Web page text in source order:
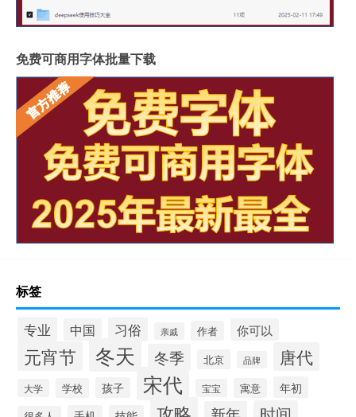
免费可商用字体批量下载
标签
专业 中国 习俗 亲戚 作者 你可以
元宵节 冬天 冬季 北京 品牌 唐代
大学 学校 孩子 宋代 宝宝 寓意 年初